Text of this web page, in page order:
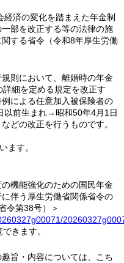
済の変化を踏まえた年金制
部を改正する等の法律の施
する省令（令和8年厚生労働
則において、離婚時の年金
細を定める規定を改正す
による任意加入被保険者の
以前生まれ→昭和50年4月1日
どの改正を行うものです。
ます。
機能強化のための国民年金
伴う厚生労働省関係省令の
令第38号）＞
きます。
旨・内容については、こち